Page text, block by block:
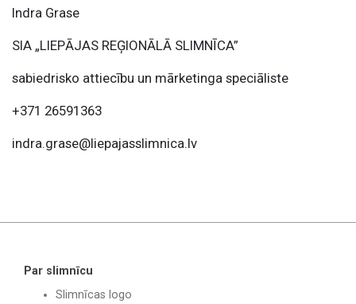
Indra Grase
SIA „LIEPĀJAS REĢIONĀLĀ SLIMNĪCA”
sabiedrisko attiecību un mārketinga speciāliste
+371 26591363
indra.grase@liepajasslimnica.lv
Par slimnīcu
Slimnīcas logo